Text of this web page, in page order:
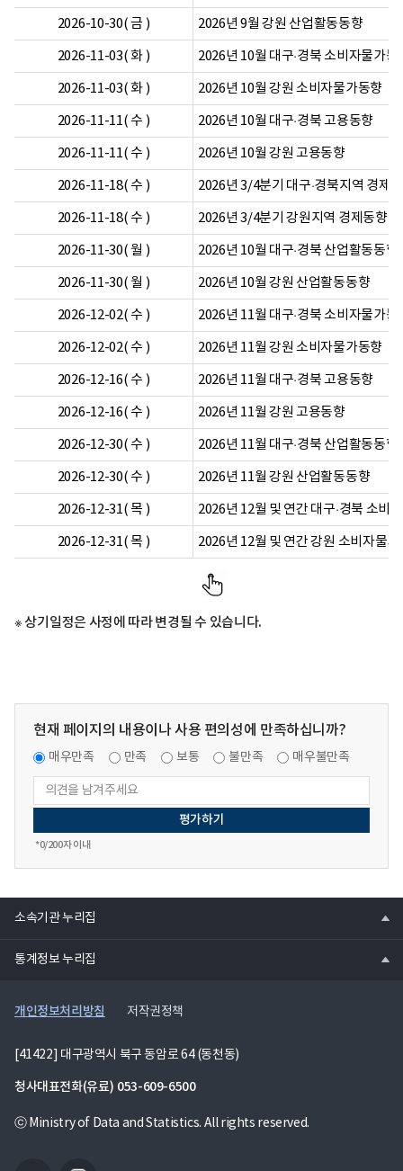
2026-10-30( 금 ) 2026년 9월 강원 산업활동동향
2026-11-03( 화 ) 2026년 10월 대구·경북 소비자물가동
2026-11-03( 화 ) 2026년 10월 강원 소비자물가동향
2026-11-11( 수 ) 2026년 10월 대구·경북 고용동향
2026-11-11( 수 ) 2026년 10월 강원 고용동향
2026-11-18( 수 ) 2026년 3/4분기 대구·경북지역 경제
2026-11-18( 수 ) 2026년 3/4분기 강원지역 경제동향
2026-11-30( 월 ) 2026년 10월 대구·경북 산업활동동향
2026-11-30( 월 ) 2026년 10월 강원 산업활동동향
2026-12-02( 수 ) 2026년 11월 대구·경북 소비자물가동
2026-12-02( 수 ) 2026년 11월 강원 소비자물가동향
2026-12-16( 수 ) 2026년 11월 대구·경북 고용동향
2026-12-16( 수 ) 2026년 11월 강원 고용동향
2026-12-30( 수 ) 2026년 11월 대구·경북 산업활동동향
2026-12-30( 수 ) 2026년 11월 강원 산업활동동향
2026-12-31( 목 ) 2026년 12월 및 연간 대구·경북 소비
2026-12-31( 목 ) 2026년 12월 및 연간 강원 소비자물가
※ 상기일정은 사정에 따라 변경될 수 있습니다.
현재 페이지의 내용이나 사용 편의성에 만족하십니까?
매우만족 만족 보통 불만족 매우불만족
*0/200자 이내
개인정보처리방침 저작권정책
[41422] 대구광역시 북구 동암로 64 (동천동)
청사대표전화(유료) 053-609-6500
ⓒ Ministry of Data and Statistics. All rights reserved.
소속기관 누리집
통계정보 누리집